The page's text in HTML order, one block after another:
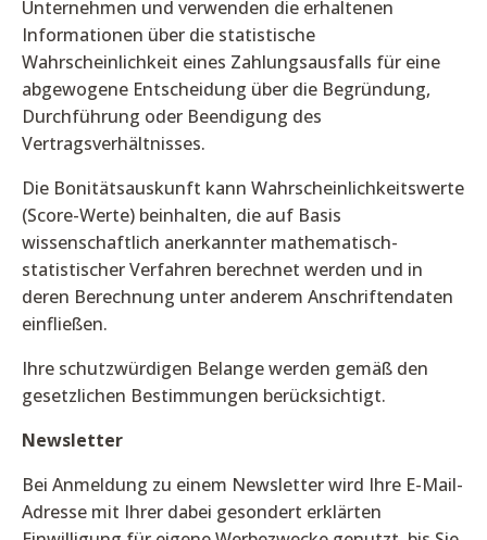
Unternehmen und verwenden die erhaltenen
Informationen über die statistische
Wahrscheinlichkeit eines Zahlungsausfalls für eine
abgewogene Entscheidung über die Begründung,
Durchführung oder Beendigung des
Vertragsverhältnisses.
Die Bonitätsauskunft kann Wahrscheinlichkeitswerte
(Score-Werte) beinhalten, die auf Basis
wissenschaftlich anerkannter mathematisch-
statistischer Verfahren berechnet werden und in
deren Berechnung unter anderem Anschriftendaten
einfließen.
Ihre schutzwürdigen Belange werden gemäß den
gesetzlichen Bestimmungen berücksichtigt.
Newsletter
Bei Anmeldung zu einem Newsletter wird Ihre E-Mail-
Adresse mit Ihrer dabei gesondert erklärten